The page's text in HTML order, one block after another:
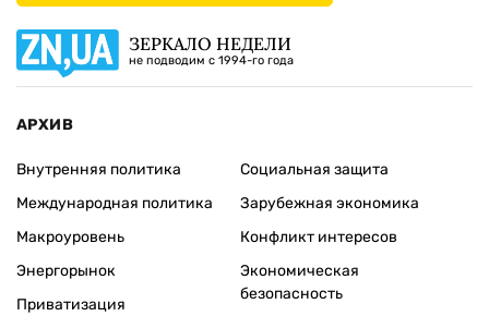
ЗЕРКАЛО НЕДЕЛИ
не подводим с 1994-го года
АРХИВ
Внутренняя политика
Международная политика
Макроуровень
Энергорынок
Приватизация
Социальная защита
Зарубежная экономика
Конфликт интересов
Экономическая
безопасность